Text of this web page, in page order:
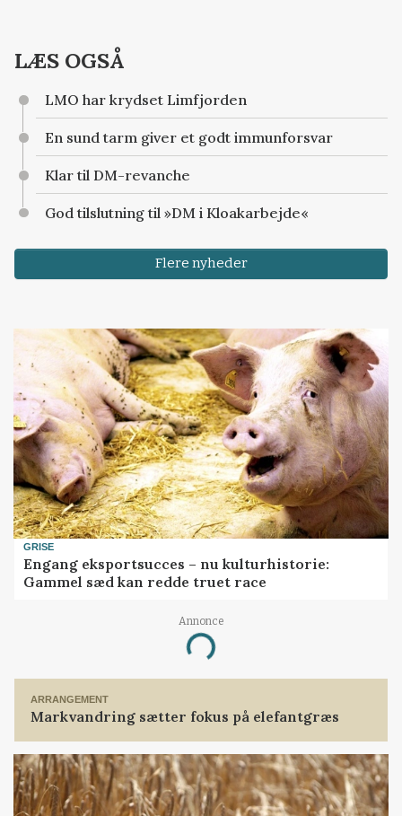
LÆS OGSÅ
LMO har krydset Limfjorden
En sund tarm giver et godt immunforsvar
Klar til DM-revanche
God tilslutning til »DM i Kloakarbejde«
Flere nyheder
GRISE
Engang eksportsucces – nu kulturhistorie:
Gammel sæd kan redde truet race
Annonce
Loading...
ARRANGEMENT
Markvandring sætter fokus på elefantgræs